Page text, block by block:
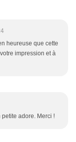
heureuse que cette
impression et à
adore. Merci !